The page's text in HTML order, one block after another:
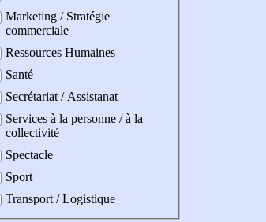
Marketing / Stratégie
commerciale
Ressources Humaines
Santé
Secrétariat / Assistanat
Services à la personne / à la
collectivité
Spectacle
Sport
Transport / Logistique